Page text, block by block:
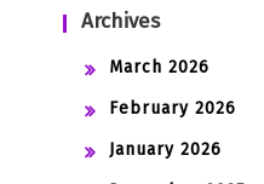
Archives
March 2026
February 2026
January 2026